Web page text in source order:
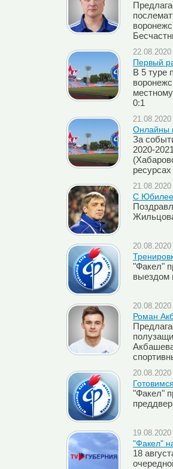
Первый
В 5 туре
0:1
Онлайны
За
2020-
ресурсах
С
"Факел"
выездом
Роман
"Факел"
"Факел"
18